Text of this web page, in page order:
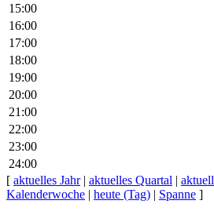
15:00
16:00
17:00
18:00
19:00
20:00
21:00
22:00
23:00
24:00
[ aktuelles Jahr| aktuelles Quartal |
Kalenderwoche | heute (Tag) | Spanne ]